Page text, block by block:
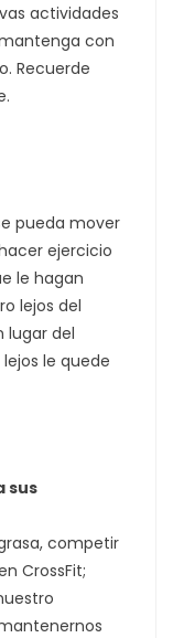
actividades
con
Recuerde
pueda mover
ejercicio
le hagan
lejos del
lugar del
le quede
sus
competir
CrossFit;